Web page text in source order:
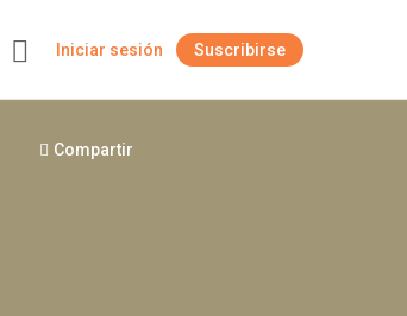
Iniciar sesión Suscribirse
Compartir